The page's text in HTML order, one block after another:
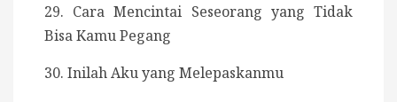
29. Cara Mencintai Seseorang yang Tidak
Bisa Kamu Pegang
30. Inilah Aku yang Melepaskanmu